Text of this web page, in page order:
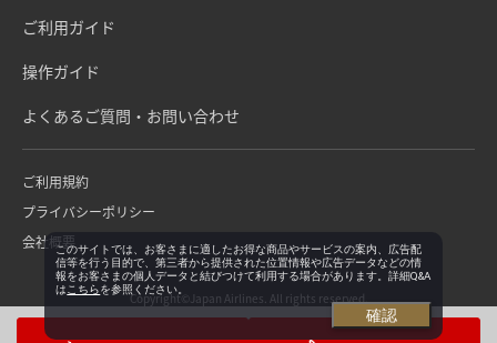
ご利用ガイド
操作ガイド
よくあるご質問・お問い合わせ
ご利用規約
プライバシーポリシー
会社概要
Copyright©Japan Airlines. All rights reserved.
このサイトでは、お客さまに適したお得な商品やサービスの案内、広告配
信等を行う目的で、第三者から提供された位置情報や広告データなどの情
報をお客さまの個人データと結びつけて利用する場合があります。詳細Q&A
は こちらを参照ください。
確認